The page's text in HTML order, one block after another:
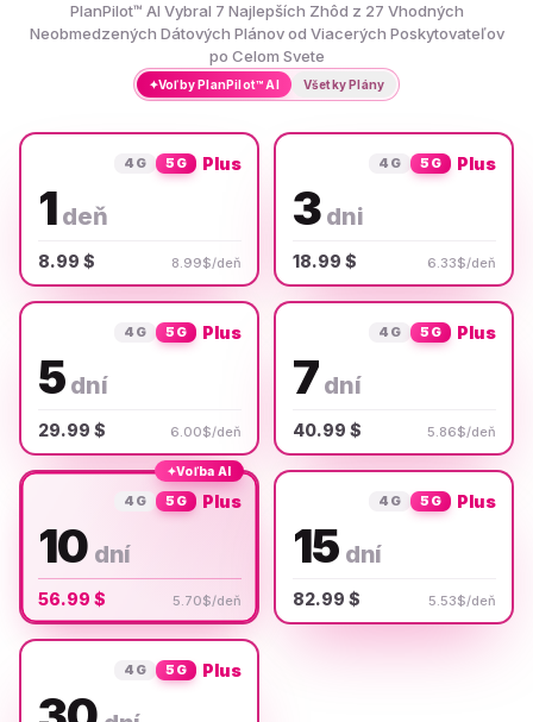
PlanPilot™ AI Vybral 7 Najlepších Zhôd z 27 Vhodných
Neobmedzených Dátových Plánov od Viacerých Poskytovateľov
po Celom Svete
✦Voľby PlanPilot™ AI Všetky Plány
4G 5G Plus
1 deň
8.99 $ 8.99$/deň
4G 5G Plus
3 dni
18.99 $ 6.33$/deň
4G 5G Plus
5 dní
29.99 $ 6.00$/deň
4G 5G Plus
7 dní
40.99 $ 5.86$/deň
✦Voľba AI
4G 5G Plus
10 dní
56.99 $ 5.70$/deň
4G 5G Plus
15 dní
82.99 $ 5.53$/deň
4G 5G Plus